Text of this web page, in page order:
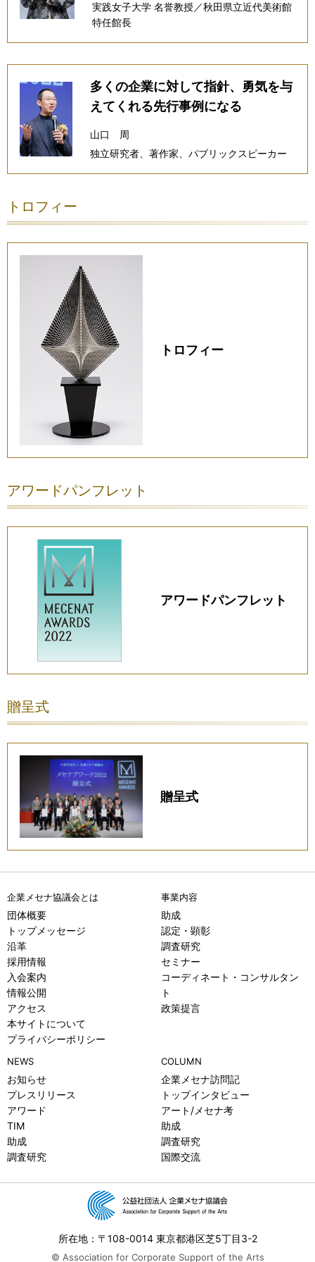
実践女子大学 名誉教授／秋田県立近代美術館
特任館長
多くの企業に対して指針、勇気を与
えてくれる先行事例になる
山口 周
独立研究者、著作家、パブリックスピーカー
トロフィー
トロフィー
アワードパンフレット
アワードパンフレット
贈呈式
贈呈式
企業メセナ協議会とは
団体概要
トップメッセージ
沿革
採用情報
入会案内
情報公開
アクセス
本サイトについて
プライバシーポリシー
事業内容
助成
認定・顕彰
調査研究
セミナー
コーディネート・コンサルタン
ト
政策提言
NEWS
お知らせ
プレスリリース
アワード
TIM
助成
調査研究
COLUMN
企業メセナ訪問記
トップインタビュー
アート/メセナ考
助成
調査研究
国際交流
所在地：〒108-0014 東京都港区芝5丁目3-2
© Association for Corporate Support of the Arts